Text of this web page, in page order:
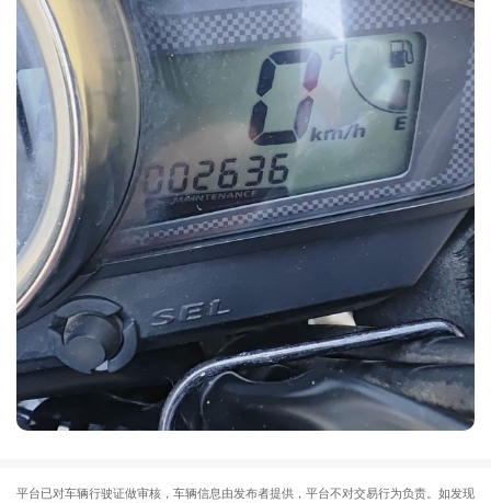
平台已对车辆行驶证做审核，车辆信息由发布者提供，平台不对交易行为负责。如发现